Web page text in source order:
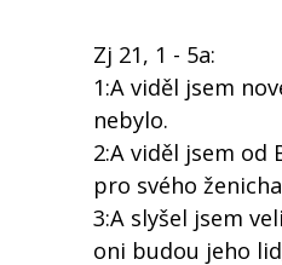
Zj 21, 1 - 5a:
1:A viděl jsem
nebylo.
2:A viděl jsem od
pro svého
3:A slyšel jsem
oni budou jeho